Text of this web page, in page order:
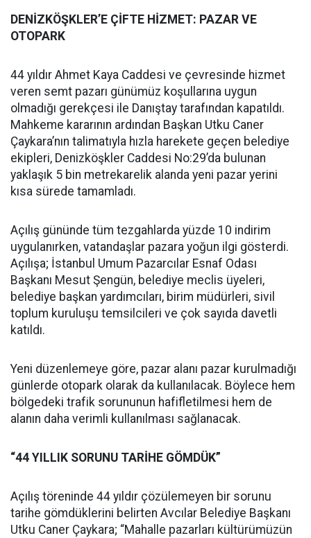
DENİZKÖŞKLER’E ÇİFTE HİZMET: PAZAR VE
OTOPARK
44 yıldır Ahmet Kaya Caddesi ve çevresinde hizmet
veren semt pazarı günümüz koşullarına uygun
olmadığı gerekçesi ile Danıştay tarafından kapatıldı.
Mahkeme kararının ardından Başkan Utku Caner
Çaykara’nın talimatıyla hızla harekete geçen belediye
ekipleri, Denizköşkler Caddesi No:29’da bulunan
yaklaşık 5 bin metrekarelik alanda yeni pazar yerini
kısa sürede tamamladı.
Açılış gününde tüm tezgahlarda yüzde 10 indirim
uygulanırken, vatandaşlar pazara yoğun ilgi gösterdi.
Açılışa; İstanbul Umum Pazarcılar Esnaf Odası
Başkanı Mesut Şengün, belediye meclis üyeleri,
belediye başkan yardımcıları, birim müdürleri, sivil
toplum kuruluşu temsilcileri ve çok sayıda davetli
katıldı.
Yeni düzenlemeye göre, pazar alanı pazar kurulmadığı
günlerde otopark olarak da kullanılacak. Böylece hem
bölgedeki trafik sorununun hafifletilmesi hem de
alanın daha verimli kullanılması sağlanacak.
“44 YILLIK SORUNU TARİHE GÖMDÜK”
Açılış töreninde 44 yıldır çözülemeyen bir sorunu
tarihe gömdüklerini belirten Avcılar Belediye Başkanı
Utku Caner Çaykara; “Mahalle pazarları kültürümüzün